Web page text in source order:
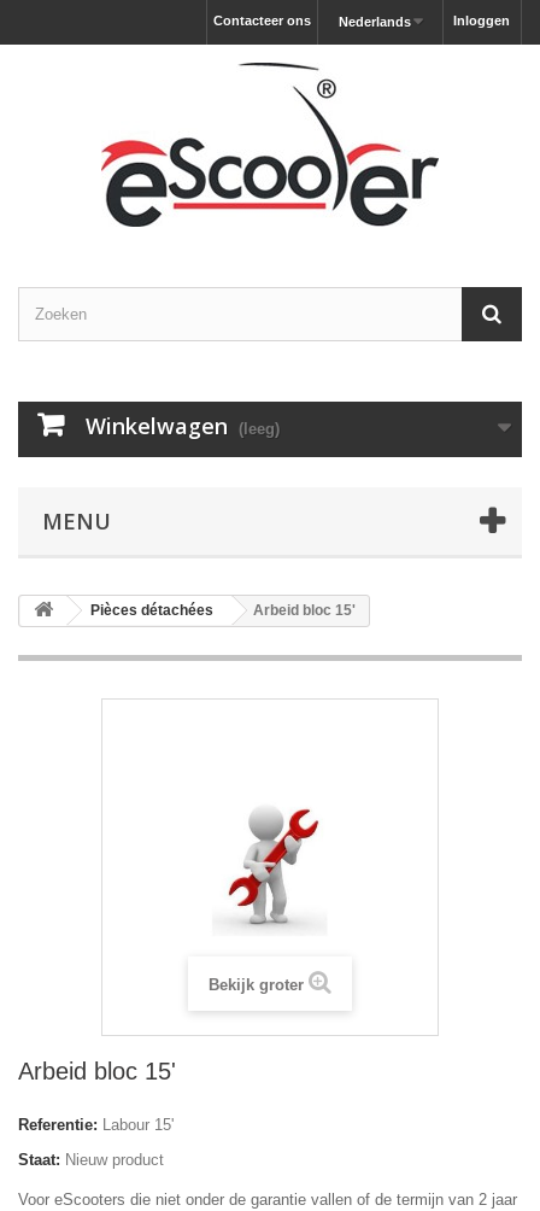
Inloggen
Nederlands
Contacteer ons
Winkelwagen (leeg)
MENU
Pièces détachées Arbeid bloc 15'
Bekijk groter
Arbeid bloc 15'
Referentie: Labour 15'
Staat: Nieuw product
Voor eScooters die niet onder de garantie vallen of de termijn van 2 jaar